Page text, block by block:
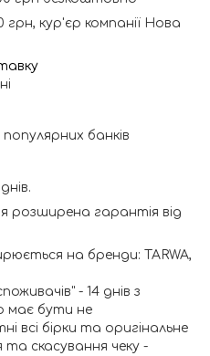
грн, кур'єр компанії Нова
банків
розширена гарантія від
на бренди: TARWA,
- 14 днів з
має бути не
всі бірки та оригінальне
та скасування чеку -